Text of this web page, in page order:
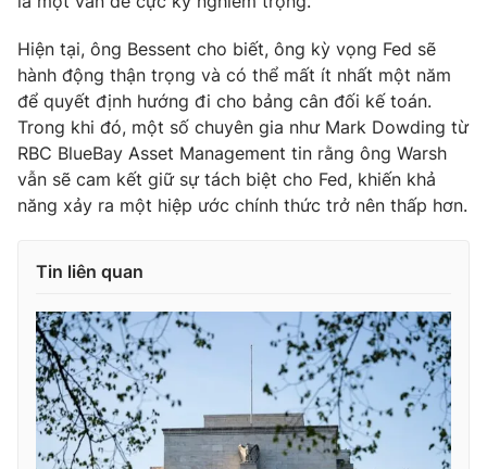
Hiện tại, ông Bessent cho biết, ông kỳ vọng Fed sẽ
hành động thận trọng và có thể mất ít nhất một năm
để quyết định hướng đi cho bảng cân đối kế toán.
Trong khi đó, một số chuyên gia như Mark Dowding từ
RBC BlueBay Asset Management tin rằng ông Warsh
vẫn sẽ cam kết giữ sự tách biệt cho Fed, khiến khả
năng xảy ra một hiệp ước chính thức trở nên thấp hơn.
Tin liên quan